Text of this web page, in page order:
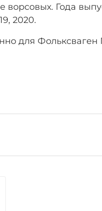
Года
2020.
для Фольксваген